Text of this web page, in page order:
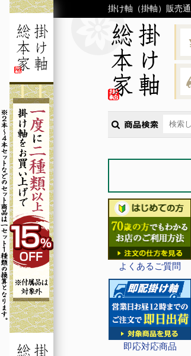
掛け軸（掛軸）販売
よくあるご質問
即応対応商品